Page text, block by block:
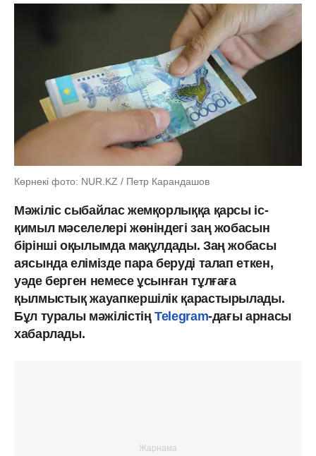
Көрнекі фото: NUR.KZ / Петр Карандашов
Мәжіліс сыбайлас жемқорлыққа қарсы іс-
қимыл мәселелері жөніндегі заң жобасын
бірінші оқылымда мақұлдады. Заң жобасы
аясында елімізде пара беруді талап еткен,
уәде берген немесе ұсынған тұлғаға
қылмыстық жауапкершілік қарастырылады.
Бұл туралы мәжілістіңTelegram-дағы арнасы
хабарлады.